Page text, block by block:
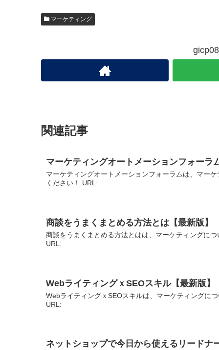
マーケティング
関連記事
マーケティングオートメーションフォーラ
マーケティングオートメーションフォーラムは、マー
ください！ URL:
商談をうまくまとめる方法とは【最新版】
商談をうまくまとめる方法とはは、マーケティングに
URL:
WebライティングｘSEOスキル【最新版】
WebライティングｘSEOスキルは、マーケティングに
URL:
ネットショップで今日から使えるリードナ